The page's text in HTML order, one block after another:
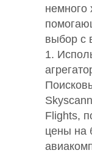
немного
выбор с
1.
Flights,
цены на